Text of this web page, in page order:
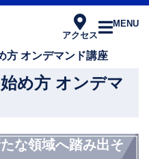
アクセス
MENU
方 オンデマンド講座
め方 オンデマ
な領域へ踏み出そ